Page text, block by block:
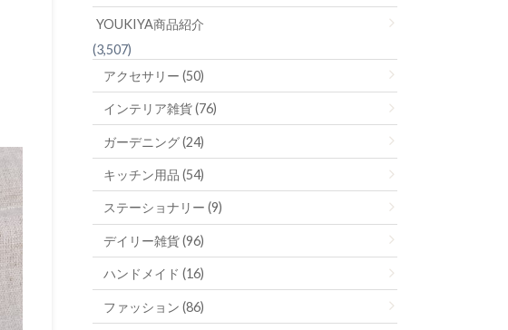
YOUKIYA商品紹介
(3,507)
アクセサリー (50)
インテリア雑貨 (76)
ガーデニング (24)
キッチン用品 (54)
ステーショナリー (9)
デイリー雑貨 (96)
ハンドメイド (16)
ファッション (86)